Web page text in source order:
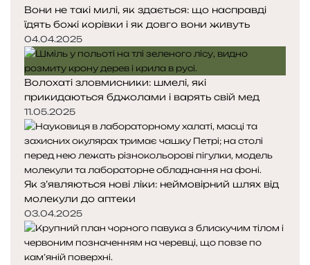
і
д
у
в
а
н
н
я
н
к
а
н
к
а
Вони не такі милі, як здається: що насправді
їдять божі корівки і як довго вони живуть
04.04.2025
Волохаті зловмисники: шмелі, які
прикидаються бджолами і варять свій мед
11.05.2025
Як з’являються нові ліки: неймовірний шлях від
молекули до аптеки
03.04.2025